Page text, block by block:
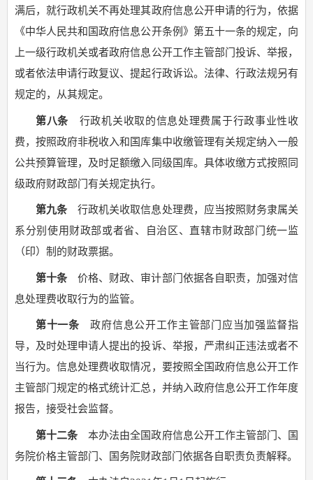
满后，就行政机关不再处理其政府信息公开申请的行为，依据
《中华人民共和国政府信息公开条例》第五十一条的规定，向
上一级行政机关或者政府信息公开工作主管部门投诉、举报，
或者依法申请行政复议、提起行政诉讼。法律、行政法规另有
规定的，从其规定。
第八条 行政机关收取的信息处理费属于行政事业性收
费，按照政府非税收入和国库集中收缴管理有关规定纳入一般
公共预算管理，及时足额缴入同级国库。具体收缴方式按照同
级政府财政部门有关规定执行。
第九条行政机关收取信息处理费，应当按照财务隶属关
系分别使用财政部或者省、自治区、直辖市财政部门统一监
（印）制的财政票据。
第十条价格、财政、审计部门依据各自职责，加强对信
息处理费收取行为的监管。
第十一条政府信息公开工作主管部门应当加强监督指
导，及时处理申请人提出的投诉、举报，严肃纠正违法或者不
当行为。信息处理费收取情况，要按照全国政府信息公开工作
主管部门规定的格式统计汇总，并纳入政府信息公开工作年度
报告，接受社会监督。
第十二条本办法由全国政府信息公开工作主管部门、国
务院价格主管部门、国务院财政部门依据各自职责负责解释。